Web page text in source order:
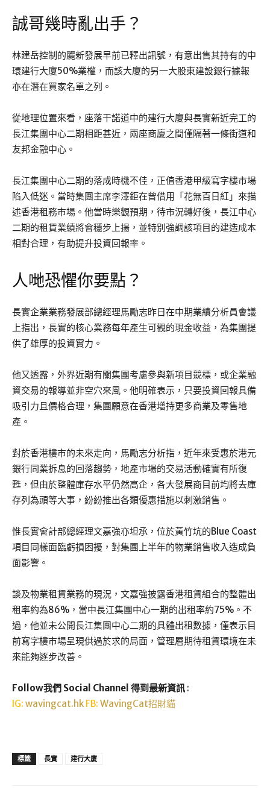
誠哥幾時亂出手？
林建岳控制的麗新發展早前已釋出訊號，有意出售其持有的中
環建行大廈50%業權，而該大廈的另一大股東建設銀行據報
亦在潛在買家名單之列。
從地理位置來看，座落干諾道中的建行大廈與長實新近完工的
長江集團中心二期相距甚近，兩座商廈之間僅隔著一條街道和
友邦金融中心。
長江集團中心二期的落成時機不佳，正值香港甲級寫字樓市場
陷入低迷。當時集團主席李澤鉅在曾借用「花無百日紅」來描
述香港租務市場。他當時樂觀預期，待市況轉好後，長江中心
二期的租賃業績將會穩步上揚，並特別強調該項目的建造成本
相對合理，有助提升投資回報率。
人哋恐懼你要點？
長實企業業務發展部總經理馬勵志昨日在中期業績分析員會議
上指出，長實的核心業務每年產生可觀的現金收益，為集團提
供了雄厚的投資實力。
他又透露，外界近期有關集團考慮參與新項目競標，或企業融
資交易的報導並非空穴來風。他明確表示，只要投資回報具備
吸引力且價格合理，集團願意在香港增持更多商業及零售地
產。
對於香港樓市的未來走向，馬勵志分析指，近年來受惠於港元
銀行同業拆息的回落趨勢，地產市場的交易活動確實有所復
甦，但由於整體庫存水平仍然高企，各大發展商目前均將去庫
存列為頭等大事，紛紛推出各類優惠措施以刺激銷售。
惟長實會計部總經理文嘉強亦坦承，位於黃竹坑的Blue Coast
項目同樣面臨虧損困擾，對集團上半年的物業銷售收入造成負
面影響。
談及物業租賃業務的現況，文嘉強披露香港租賃組合的整體出
租率約為86%，當中長江集團中心一期的出租率約75%。不
過，他並未公開長江集團中心二期的具體出租數據，僅表示目
前寫字樓市場呈現供過於求的局面，管理層期待租賃環境在未
來能夠逐步改善。
Follow我們 Social Channel 得到最新資訊 :
IG: wavingcat.hk FB: WavingCat招財貓
標籤 長實 建行大廈